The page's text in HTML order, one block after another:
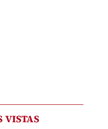
VISTAS